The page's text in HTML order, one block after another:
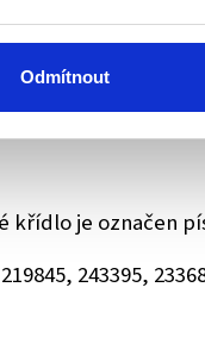
Odmítnout
nebo 219845
nebo 219846
je označen
243395,